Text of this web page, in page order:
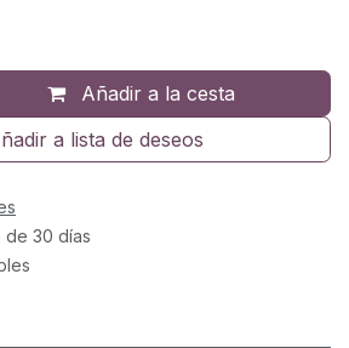
Añadir a la cesta
a lista de deseos
de 30 días